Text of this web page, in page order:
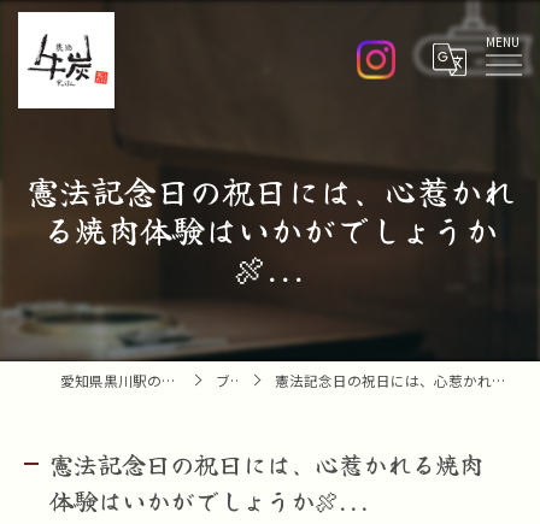
Menu
憲法記念日の祝日には、心惹かれ
る焼肉体験はいかがでしょうか
🍖...
愛知県黒川駅の焼肉なら焼肉 牛炭 ブログ 憲法記念日の祝日には、心惹かれる焼肉体験はいかがでしょうか🍖...
憲法記念日の祝日には、心惹かれる焼肉
体験はいかがでしょうか🍖...